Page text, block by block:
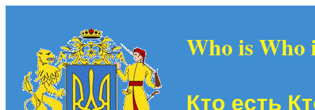
Who is
Кто есть